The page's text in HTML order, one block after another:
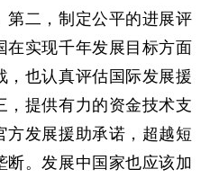
第二，制定公平的进展评
实现千年发展目标方面
，也认真评估国际发展援
，提供有力的资金技术支
方发展援助承诺，超越短
断。发展中国家也应该加